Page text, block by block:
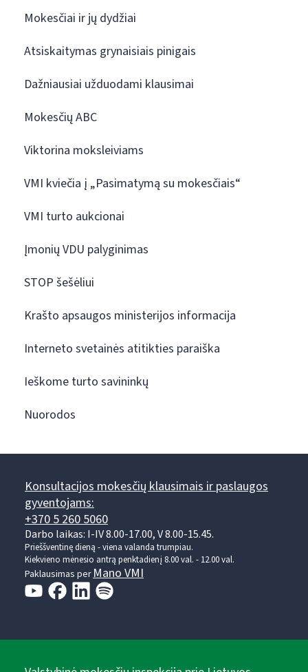
Mokesčiai ir jų dydžiai
Atsiskaitymas grynaisiais pinigais
Dažniausiai užduodami klausimai
Mokesčių ABC
Viktorina moksleiviams
VMI kviečia į „Pasimatymą su mokesčiais“
VMI turto aukcionai
Įmonių VDU palyginimas
STOP šešėliui
Krašto apsaugos ministerijos informacija
Interneto svetainės atitikties paraiška
Ieškome turto savininkų
Nuorodos
Konsultacijos mokesčių klausimais ir paslaugos
gyventojams:
+370 5 260 5060
Darbo laikas: I-IV 8.00-17.00, V 8.00-15.45.
Prieššventinę dieną - viena valanda trumpiau.
Kiekvieno mėnesio antrą penktadienį 8.00 val. - 12.00 val.
Paklausimas perMano VMI